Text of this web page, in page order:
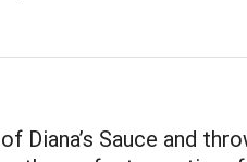
Diana’s Sauce and